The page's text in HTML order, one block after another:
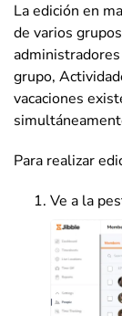
La edición en
de varios
grupo,
vacaciones
Para realizar
Ve a la